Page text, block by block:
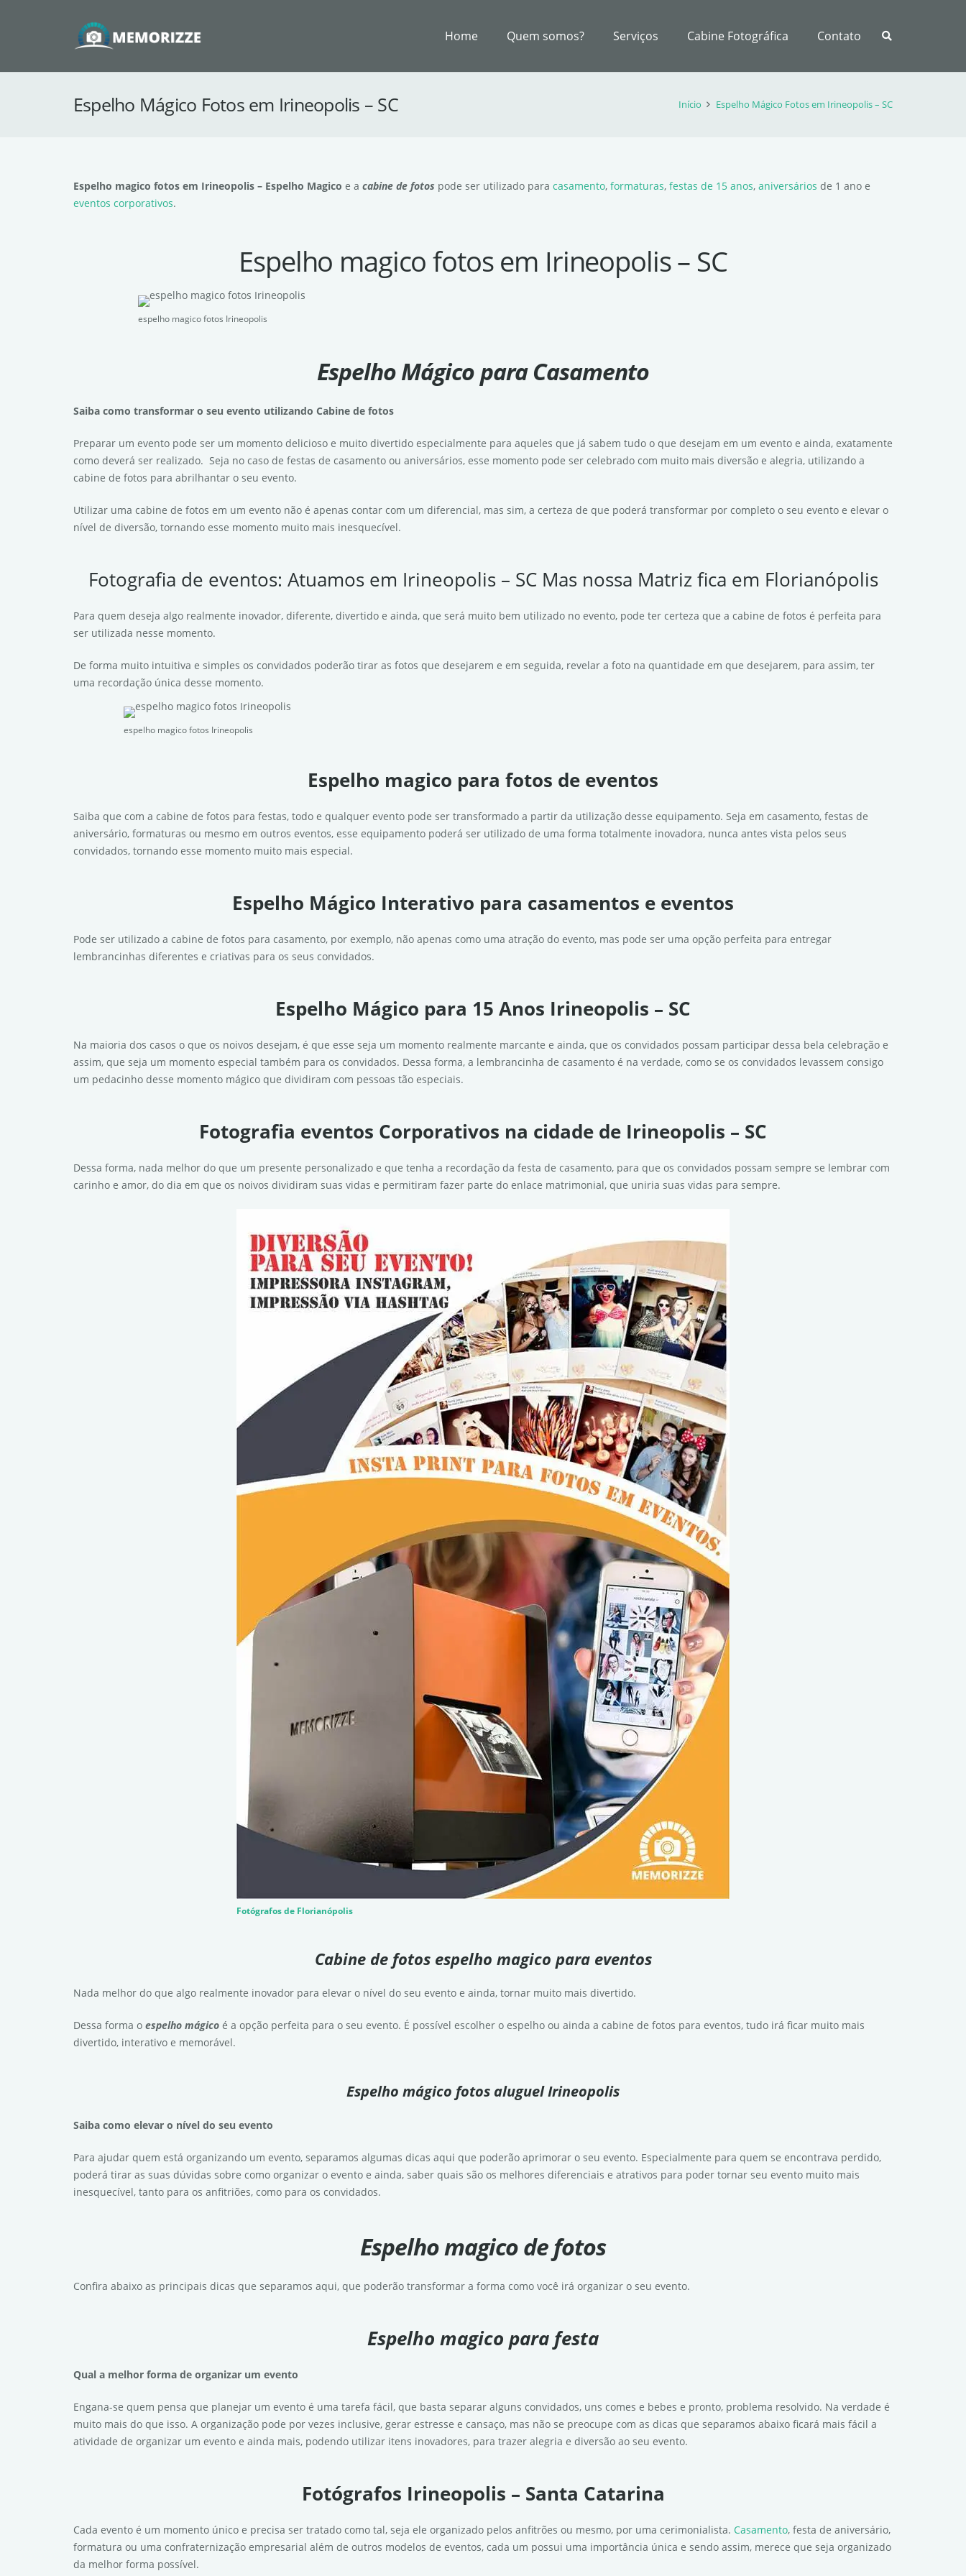
Home Quem somos? Serviços Cabine Fotográfica Contato
Espelho Mágico Fotos em Irineopolis – SC Início Espelho Mágico Fotos em Irineopolis – SC
Espelho magico fotos em Irineopolis – Espelho Magico e a cabine de fotos pode ser utilizado para casamento, formaturas, festas de 15 anos, aniversários de 1 ano e
eventos corporativos.
Espelho magico fotos em Irineopolis – SC
espelho magico fotos Irineopolis
Espelho Mágico para Casamento
Saiba como transformar o seu evento utilizando Cabine de fotos
Preparar um evento pode ser um momento delicioso e muito divertido especialmente para aqueles que já sabem tudo o que desejam em um evento e ainda, exatamente
como deverá ser realizado. Seja no caso de festas de casamento ou aniversários, esse momento pode ser celebrado com muito mais diversão e alegria, utilizando a
cabine de fotos para abrilhantar o seu evento.
Utilizar uma cabine de fotos em um evento não é apenas contar com um diferencial, mas sim, a certeza de que poderá transformar por completo o seu evento e elevar o
nível de diversão, tornando esse momento muito mais inesquecível.
Fotografia de eventos: Atuamos em Irineopolis – SC Mas nossa Matriz fica em Florianópolis
Para quem deseja algo realmente inovador, diferente, divertido e ainda, que será muito bem utilizado no evento, pode ter certeza que a cabine de fotos é perfeita para
ser utilizada nesse momento.
De forma muito intuitiva e simples os convidados poderão tirar as fotos que desejarem e em seguida, revelar a foto na quantidade em que desejarem, para assim, ter
uma recordação única desse momento.
espelho magico fotos Irineopolis
Espelho magico para fotos de eventos
Saiba que com a cabine de fotos para festas, todo e qualquer evento pode ser transformado a partir da utilização desse equipamento. Seja em casamento, festas de
aniversário, formaturas ou mesmo em outros eventos, esse equipamento poderá ser utilizado de uma forma totalmente inovadora, nunca antes vista pelos seus
convidados, tornando esse momento muito mais especial.
Espelho Mágico Interativo para casamentos e eventos
Pode ser utilizado a cabine de fotos para casamento, por exemplo, não apenas como uma atração do evento, mas pode ser uma opção perfeita para entregar
lembrancinhas diferentes e criativas para os seus convidados.
Espelho Mágico para 15 Anos Irineopolis – SC
Na maioria dos casos o que os noivos desejam, é que esse seja um momento realmente marcante e ainda, que os convidados possam participar dessa bela celebração e
assim, que seja um momento especial também para os convidados. Dessa forma, a lembrancinha de casamento é na verdade, como se os convidados levassem consigo
um pedacinho desse momento mágico que dividiram com pessoas tão especiais.
Fotografia eventos Corporativos na cidade de Irineopolis – SC
Dessa forma, nada melhor do que um presente personalizado e que tenha a recordação da festa de casamento, para que os convidados possam sempre se lembrar com
carinho e amor, do dia em que os noivos dividiram suas vidas e permitiram fazer parte do enlace matrimonial, que uniria suas vidas para sempre.
Fotógrafos de Florianópolis
Cabine de fotos espelho magico para eventos
Nada melhor do que algo realmente inovador para elevar o nível do seu evento e ainda, tornar muito mais divertido.
Dessa forma o espelho mágico é a opção perfeita para o seu evento. É possível escolher o espelho ou ainda a cabine de fotos para eventos, tudo irá ficar muito mais
divertido, interativo e memorável.
Espelho mágico fotos aluguel Irineopolis
Saiba como elevar o nível do seu evento
Para ajudar quem está organizando um evento, separamos algumas dicas aqui que poderão aprimorar o seu evento. Especialmente para quem se encontrava perdido,
poderá tirar as suas dúvidas sobre como organizar o evento e ainda, saber quais são os melhores diferenciais e atrativos para poder tornar seu evento muito mais
inesquecível, tanto para os anfitriões, como para os convidados.
Espelho magico de fotos
Confira abaixo as principais dicas que separamos aqui, que poderão transformar a forma como você irá organizar o seu evento.
Espelho magico para festa
Qual a melhor forma de organizar um evento
Engana-se quem pensa que planejar um evento é uma tarefa fácil, que basta separar alguns convidados, uns comes e bebes e pronto, problema resolvido. Na verdade é
muito mais do que isso. A organização pode por vezes inclusive, gerar estresse e cansaço, mas não se preocupe com as dicas que separamos abaixo ficará mais fácil a
atividade de organizar um evento e ainda mais, podendo utilizar itens inovadores, para trazer alegria e diversão ao seu evento.
Fotógrafos Irineopolis – Santa Catarina
Cada evento é um momento único e precisa ser tratado como tal, seja ele organizado pelos anfitrões ou mesmo, por uma cerimonialista. Casamento, festa de aniversário,
formatura ou uma confraternização empresarial além de outros modelos de eventos, cada um possui uma importância única e sendo assim, merece que seja organizado
da melhor forma possível.